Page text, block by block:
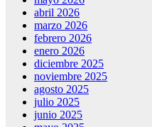
abril 2026
marzo 2026
febrero 2026
enero 2026
diciembre 2025
noviembre 2025
agosto 2025
julio 2025
junio 2025